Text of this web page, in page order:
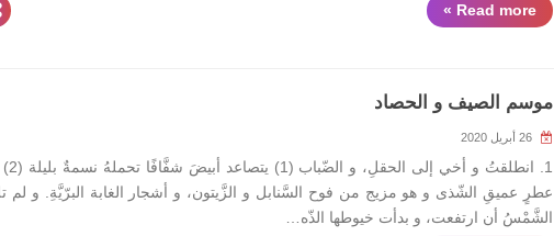
Read more »
موسم الصيف و الحصاد
1. انطلقتُ و أخي
عطرٍ عميقِ الشّذى و هو مزيج من فوح السَّنابل و الزَّيتون، و أشجار الغابة البرّيَّةِ. و لم
الشَّمْسُ أن ارتفعت، و بدأت خيوطها الذّه…